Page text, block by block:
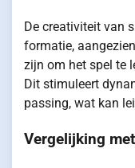
De creativiteit van
formatie,
zijn om het spel te
Dit stimuleert
passing, wat kan
Vergelijking